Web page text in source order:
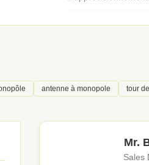
antenne à monopole tour
Mr.
Sales